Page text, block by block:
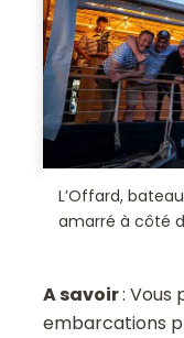
L’Offard,
amarré à côté
A savoir: Vous
embarcations